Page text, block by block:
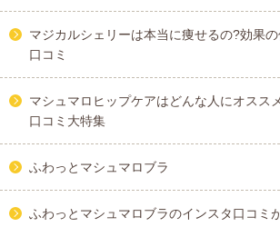
マジカルシェリーは本当に痩せるの?効果
口コミ
マシュマロヒップケアはどんな人にオスス
口コミ大特集
ふわっとマシュマロブラ
ふわっとマシュマロブラのインスタ口コミ